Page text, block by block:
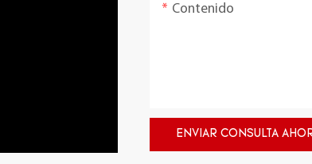
Contenido
ENVIAR CONSULTA